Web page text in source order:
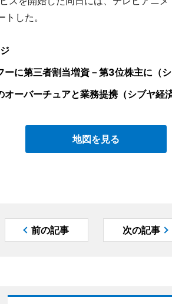
した。
に第三者割当増資－第3位株主に（シ
ーバーチュアと業務提携（シブヤ経済
地図を見る
前の記事 次の記事